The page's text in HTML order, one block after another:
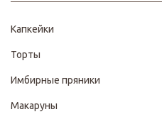
Капкейки
Торты
Имбирные пряники
Макаруны